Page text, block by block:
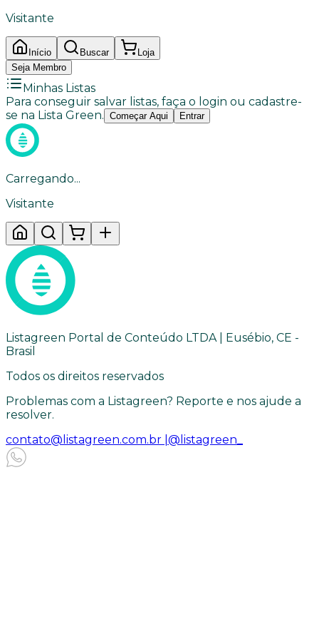
Visitante
Início Buscar
Loja
Seja Membro
Minhas Listas
Para conseguir salvar listas, faça o login ou cadastre-
se na Lista Green. Começar Aqui Entrar
Carregando...
Visitante
Listagreen Portal de Conteúdo LTDA | Eusébio, CE -
Brasil
Todos os direitos reservados
Problemas com a Listagreen? Reporte e nos ajude a
resolver.
contato@listagreen.com.br | @listagreen_